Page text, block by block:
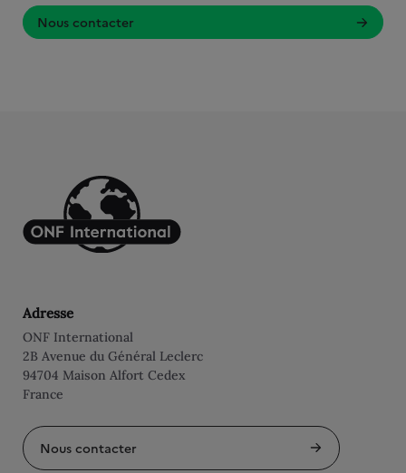
Nous contacter
Adresse
ONF International
2B Avenue du Général Leclerc
94704 Maison Alfort Cedex
France
Nous contacter